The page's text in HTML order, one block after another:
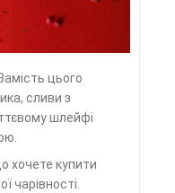
цього
сливи з
шлейфі
хочете купити
чарівності.